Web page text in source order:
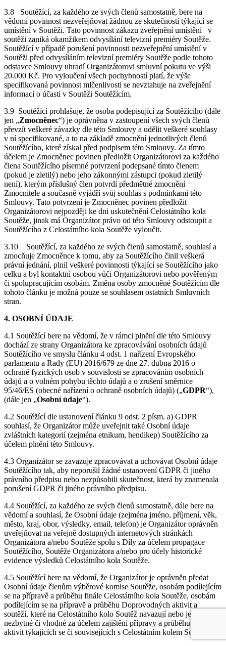
3.8 Soutěžící, za každého ze svých členů samostatně, bere na
vědomí povinnost nezveřejňovat žádnou ze skutečností týkající se
umístění v Soutěži. Tato povinnost zákazu zveřejnění umístění v
soutěži zaniká okamžikem odvysílání televizní premiéry Soutěže.
Soutěžící v případě porušení povinnosti nezveřejnění umístění v
Soutěži před odvysíláním televizní premiéry Soutěže podle tohoto
odstavce Smlouvy uhradí Organizátorovi smluvní pokutu ve výši
20.000 Kč. Pro vyloučení všech pochybností platí, že výše
specifikovaná povinnost mlčenlivosti se nevztahuje na zveřejnění
informací o účasti v Soutěži Soutěžícím.
3.9 Soutěžící prohlašuje, že osoba podepisující za Soutěžícího (dále
jen „Zmocněnec“) je oprávněna v zastoupení všech svých členů
převzít veškeré závazky dle této Smlouvy a udělit veškeré souhlasy
v ní specifikované, a to na základě zmocnění jednotlivých členů
Soutěžícího, které získal před podpisem této Smlouvy. Za tímto
účelem je Zmocněnec povinen předložit Organizátorovi za každého
člena Soutěžícího písemné potvrzení podepsané tímto členem
(pokud je zletilý) nebo jeho zákonnými zástupci (pokud zletilý
není), kterým příslušný člen potvrdí předmětné zmocnění
Zmocnitele a současně vyjádří svůj souhlas s podmínkami této
Smlouvy. Tato potvrzení je Zmocněnec povinen předložit
Organizátorovi nejpozději ke dni uskutečnění Celostátního kola
Soutěže, jinak má Organizátor právo od této Smlouvy odstoupit a
Soutěžícího z Celostátního kola Soutěže vyloučit.
3.10
Soutěžící, za každého ze svých členů samostatně, souhlasí a
zmocňuje Zmocněnce k tomu, aby za Soutěžícího činil veškerá
právní jednání, plnil veškeré povinnosti týkající se Soutěžícího jako
celku a byl kontaktní osobou vůči Organizátorovi nebo pověřeným
či spolupracujícím osobám. Změna osoby zmocněné Soutěžícím dle
tohoto článku je možná pouze se souhlasem ostatních Smluvních
stran.
4. OSOBNÍ ÚDAJE
4.1 Soutěžící bere na vědomí, že v rámci plnění dle této Smlouvy
dochází ze strany Organizátora ke zpracovávání osobních údajů
Soutěžícího ve smyslu článku 4 odst. 1 nařízení Evropského
parlamentu a Rady (EU) 2016/679 ze dne 27. dubna 2016 o
ochraně fyzických osob v souvislosti se zpracováním osobních
údajů a o volném pohybu těchto údajů a o zrušení směrnice
95/46/ES (obecné nařízení o ochraně osobních údajů) („GDPR“),
(dále jen „Osobní údaje“).
4.2 Soutěžící dle ustanovení článku 9 odst. 2 písm. a) GDPR
souhlasí, že Organizátor může uveřejnit také Osobní údaje
zvláštních kategorií (zejména etnikum, hendikep) Soutěžícího za
účelem plnění této Smlouvy.
4.3 Organizátor se zavazuje zpracovávat a uchovávat Osobní údaje
Soutěžícího tak, aby neporušil žádné ustanovení GDPR či jiného
právního předpisu nebo nezpůsobili skutečnost, která by znamenala
porušení GDPR či jiného právního předpisu.
4.4 Soutěžící, za každého ze svých členů samostatně, dále bere na
vědomí a souhlasí, že Osobní údaje (zejména jméno, příjmení, věk,
město, kraj, obor, výsledky, email, telefon) je Organizátor oprávněn
uveřejňovat na veřejně dostupných internetových stránkách
Organizátora a/nebo Soutěže spolu s Díly za účelem propagace
Soutěžícího, Soutěže Organizátora a/nebo pro účely historické
evidence výsledků Celostátního kola Soutěže.
4.5 Soutěžící bere na vědomí, že Organizátor je oprávněn předat
Osobní údaje členům výběrové komise Soutěže, osobám podílejícím
se na přípravě a průběhu finále Celostátního kola Soutěže, osobám
podílejícím se na přípravě a průběhu Doprovodných aktivit a
soutěží, které na Celostátního kolo Soutěž navazují nebo je-li to
nezbytné či vhodné za účelem zajištění přípravy a průběhu dalších
aktivit týkajících se či souvisejících s Celostátním kolem Soutěže.